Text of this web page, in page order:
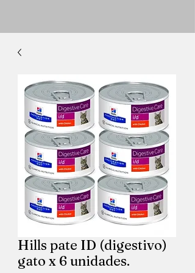
Hills pate ID (digestivo)
gato x 6 unidades.